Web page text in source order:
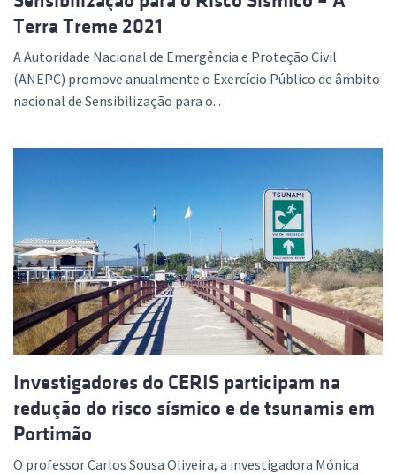
Terra Treme 2021
A Autoridade Nacional de Emergência e Proteção Civil
(ANEPC) promove anualmente o Exercício Público de âmbito
nacional de Sensibilização para o...
Investigadores do CERIS participam na
redução do risco sísmico e de tsunamis em
Portimão
O professor Carlos Sousa Oliveira, a investigadora Mónica